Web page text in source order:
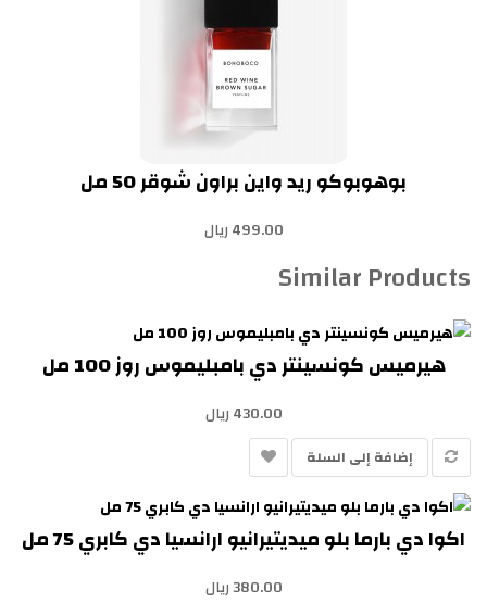
بوهوبوكو ريد واين براون شوقر 50 مل
499.00 ريال
Similar Products
هيرميس كونسينتر دي بامبليموس روز 100 مل
430.00 ريال
إضافة إلى السلة
اكوا دي بارما بلو ميديتيرانيو ارانسيا دي كابري 75 مل
380.00 ريال